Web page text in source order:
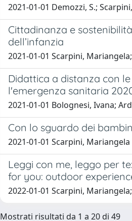
2021-01-01 Demozzi, S.;
Cittadinanza e
dell’infanzia
2021-01-01 Scarpini,
Didattica a distanza con
l'emergenza sanitaria
2021-01-01 Bolognesi, Ivana;
Con lo sguardo dei
2021-01-01 Scarpini, Mariangela
Leggi con me, leggo per
for you: outdoor
2022-01-01 Scarpini,
Mostrati risultati da 1 a 20 di 49